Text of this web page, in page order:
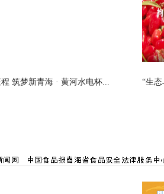
筑梦新青海 · 黄河水电杯... “生